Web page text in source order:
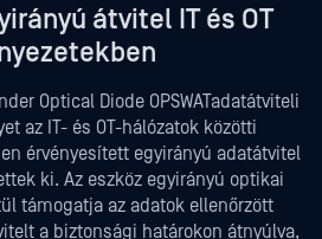
átvitel IT és OT
Optical Diode OPSWATadatátviteli
az IT- és OT-hálózatok közötti
érvényesített egyirányú adatátvitel
ki. Az eszköz egyirányú optikai
támogatja az adatok ellenőrzött
a biztonsági határokon átnyúlva,